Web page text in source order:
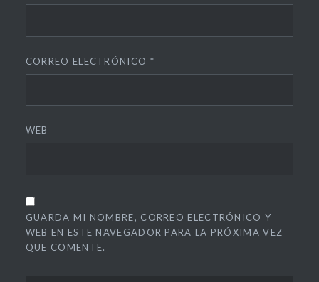
CORREO ELECTRÓNICO *
WEB
GUARDA MI NOMBRE, CORREO ELECTRÓNICO Y
WEB EN ESTE NAVEGADOR PARA LA PRÓXIMA VEZ
QUE COMENTE.